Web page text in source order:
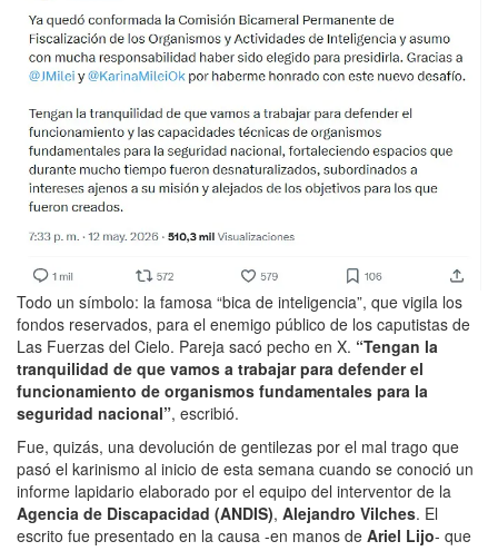
Todo un símbolo: la famosa “bica de inteligencia”, que vigila los
fondos reservados, para el enemigo público de los caputistas de
Las Fuerzas del Cielo. Pareja sacó pecho en X. “Tengan la
tranquilidad de que vamos a trabajar para defender el
funcionamiento de organismos fundamentales para la
seguridad nacional”, escribió.
Fue, quizás, una devolución de gentilezas por el mal trago que
pasó el karinismo al inicio de esta semana cuando se conoció un
informe lapidario elaborado por el equipo del interventor de la
Agencia de Discapacidad (ANDIS), Alejandro Vilches. El
escrito fue presentado en la causa -en manos de Ariel Lijo- que